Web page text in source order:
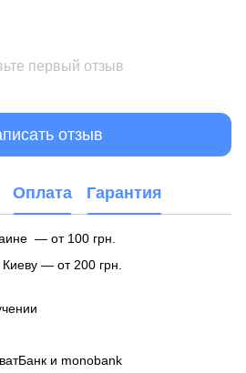
первый отзыв
отзыв
Оплата Гарантия
— от 100 грн.
— от 200 грн.
и monobank